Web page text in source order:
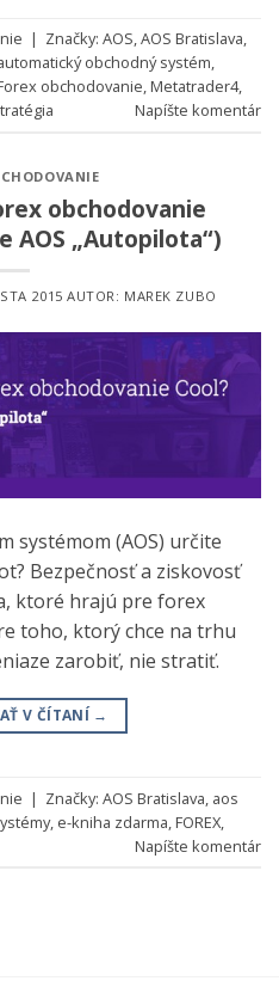
| Značky: AOS,AOS Bratislava,
obchodný systém,
obchodovanie,Metatrader4,
Napíšte komentár
obchodovanie
AOS „Autopilota“)
2015 AUTOR: MAREK ZUBO
systémom (AOS) určite
Bezpečnosť a ziskovosť
ktoré hrajú pre forex
toho, ktorý chce na trhu
zarobiť, nie stratiť.
V ČÍTANÍ →
| Značky: AOS Bratislava, aos
, e-kniha zdarma,FOREX,
Napíšte komentár